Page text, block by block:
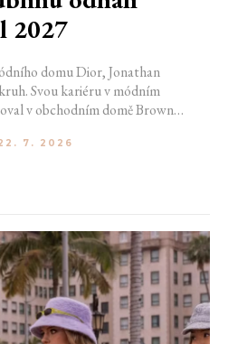
2027
domu Dior, Jonathan
Svou kariéru v módním
v obchodním domě Brown
světa. V prosinci totiž v
7. 2026